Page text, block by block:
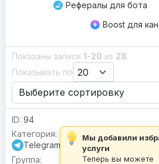
Рефералы для бота
Boost для
Показаны записи 1-20 из 28.
Показывать по
94
Telegram
Мы добавили
услуги
Теперь вы можете